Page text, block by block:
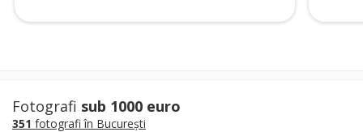
Fotografi sub 1000 euro
351 fotografi în Bucureşti